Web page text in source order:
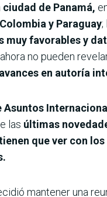
ciudad de Panamá,
y Paraguay;
muy favorables y
no pueden
avances en autoría
Asuntos
las últimas
que ver con
mantener una